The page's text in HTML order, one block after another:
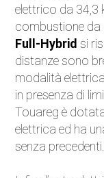
elettrico da 34,3
combustione da
Full-Hybrid si
distanze sono
modalità
in presenza di
Touareg è
elettrica ed ha
senza precedenti.